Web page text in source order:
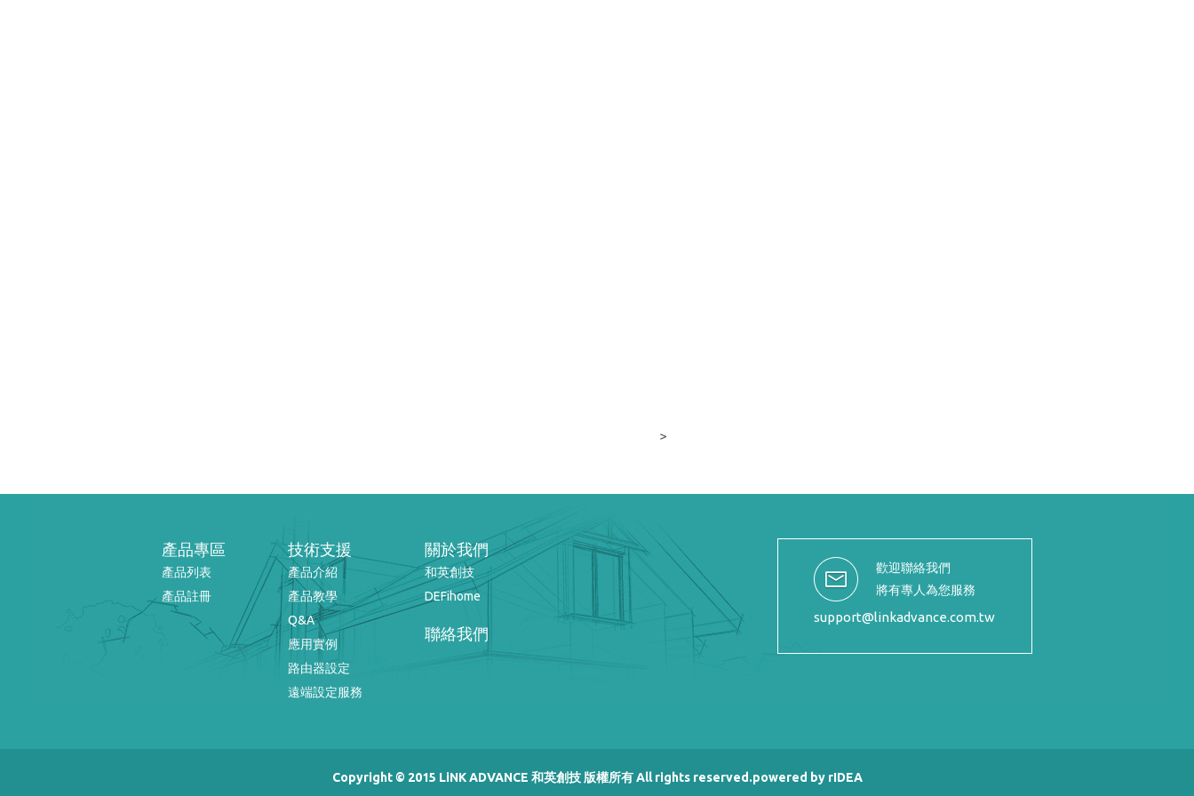
>
產品專區
產品列表
產品註冊
技術支援
產品介紹
產品教學
Q&A
應用實例
路由器設定
遠端設定服務
關於我們
和英創技
DEFihome
聯絡我們
歡迎聯絡我們
將有專人為您服務
support@linkadvance.com.tw
Copyright © 2015 LiNK ADVANCE 和英創技 版權所有 All rights reserved.powered by rIDEA